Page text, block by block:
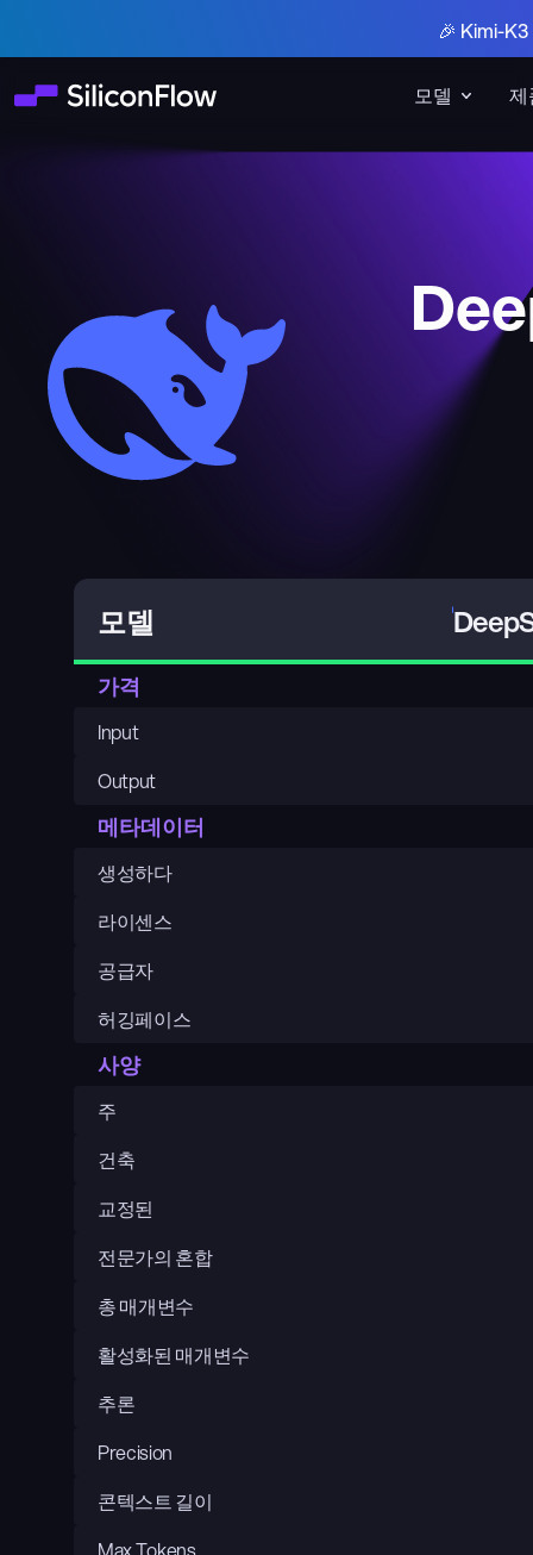
모델 제
🎉 Kimi-
모델
가격
Input
Output
메타데이터
생성하다
라이센스
공급자
허깅페이스
사양
주
건축
교정된
전문가의 혼합
총 매개변수
활성화된 매개변수
추론
Precision
콘텍스트 길이